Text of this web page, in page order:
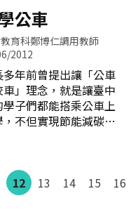
也代表著部落愛護環
果。為了迎接外來
察覺，因而成為潛藏於
境中的隱形殺手。一
吸入過多一氧化碳
常只有疲倦、昏眩等
不適症狀，往往在中毒
自覺的狀況下，在昏睡
亡。一氧化碳中毒部分
會誤報導為「瓦斯中
，事實上，國內液化石
使得原本無色、無味的
附有顯著臭味，一旦瓦
以分季主題方式倡導
教育價值，辦理相關措
，以有效協助家庭功
每季推動主題如
(一)第1季「珍愛家庭
－認識及善用家庭教育
、珍愛家庭價值；(二)
「慈孝家庭季」－長
」－以擴大、普及及深
式繼續推動祖父母節，
世代傳承，關懷失親家
公車
育科鄭博仁調用教師
2012
多年前曾提出讓「公車
車」理念，就是讓臺中
學子們都能搭乘公車上
，不但實現節能減碳愛
的宗旨，就是要增加學
乘公車的比率，並號召
愛心志工們共同來維護
12 13 14 15 16